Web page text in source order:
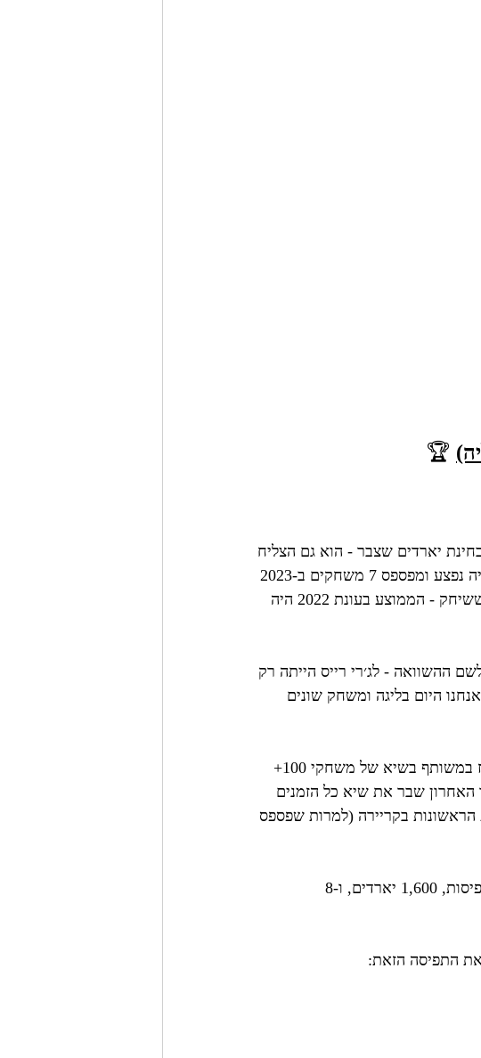
🏆
יארדים שצבר - הוא גם הצליח
- הוא היה צפוי להגדיל שוב את כמות היארדים שלו לעונה (במשחקים ששיחק - הממוצע בעונת 2022 היה
98.3 יארדים למשחק (!!). לשם ההשוואה - לג׳רי רייס הייתה רק
למשחק. אנחנו היום בליגה ומשחק שונים
הנתונים האלה גם מתחברים לכמות שיאים לא קטנה. למשל - הוא אוחז במשותף בשיא של משחקי 100+
ובדצמבר האחרון שבר את שיא כל הזמנים
היארדים הגדולה ביותר של רסיבר ב-4 העונות הראשונות בקריירה (למרות שפספס
התפיסה הזאת: